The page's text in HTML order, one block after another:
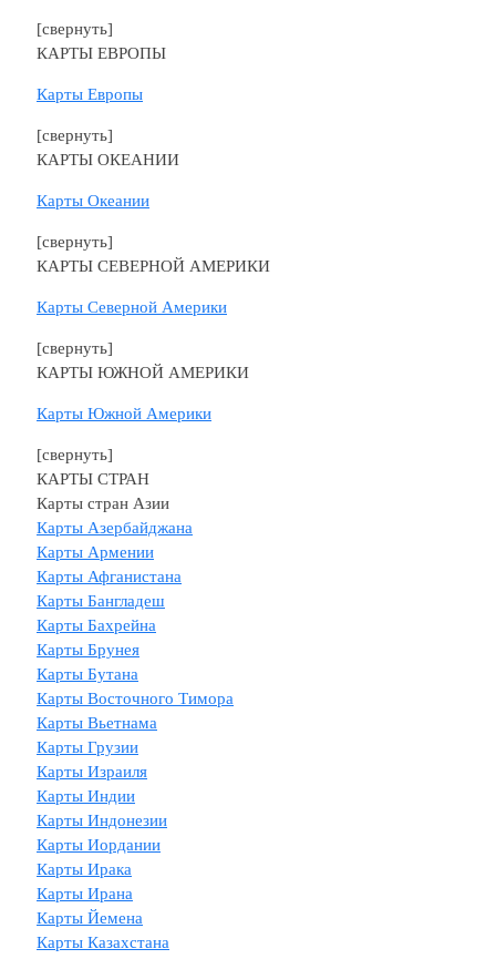
[свернуть]
КАРТЫ ЕВРОПЫ
Карты Европы
[свернуть]
КАРТЫ ОКЕАНИИ
Карты Океании
[свернуть]
КАРТЫ СЕВЕРНОЙ АМЕРИКИ
Карты Северной Америки
[свернуть]
КАРТЫ ЮЖНОЙ АМЕРИКИ
Карты Южной Америки
[свернуть]
КАРТЫ СТРАН
Карты стран Азии
Карты Азербайджана
Карты Армении
Карты Афганистана
Карты Бангладеш
Карты Бахрейна
Карты Брунея
Карты Бутана
Карты Восточного Тимора
Карты Вьетнама
Карты Грузии
Карты Израиля
Карты Индии
Карты Индонезии
Карты Иордании
Карты Ирака
Карты Ирана
Карты Йемена
Карты Казахстана